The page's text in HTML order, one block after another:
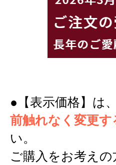
●【表示価格】は
前触れなく変更
い。
ご購入をお考え